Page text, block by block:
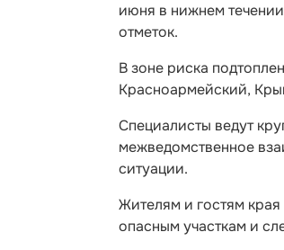
июня в нижнем
отметок.
В зоне риска
Красноармейский,
Специалисты ведут
межведомственное
ситуации.
Жителям и гостям
опасным участкам и